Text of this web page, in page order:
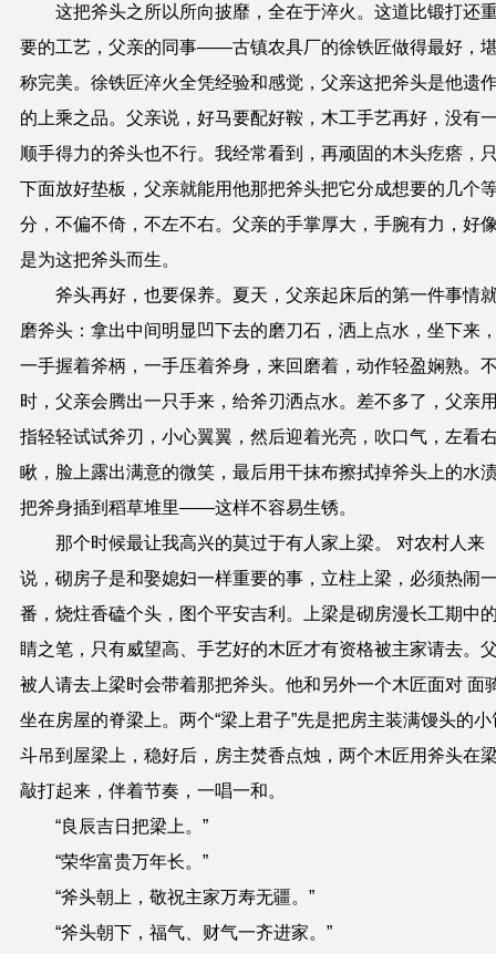
这把斧头之所以所向披靡，全在于淬火。这道比锻打还
要的工艺，父亲的同事——古镇农具厂的徐铁匠做得最好，
称完美。徐铁匠淬火全凭经验和感觉，父亲这把斧头是他遗
的上乘之品。父亲说，好马要配好鞍，木工手艺再好，没有
顺手得力的斧头也不行。我经常看到，再顽固的木头疙瘩，
下面放好垫板，父亲就能用他那把斧头把它分成想要的几个
分，不偏不倚，不左不右。父亲的手掌厚大，手腕有力，好
是为这把斧头而生。
斧头再好，也要保养。夏天，父亲起床后的第一件事情
磨斧头：拿出中间明显凹下去的磨刀石，洒上点水，坐下来
一手握着斧柄，一手压着斧身，来回磨着，动作轻盈娴熟。
时，父亲会腾出一只手来，给斧刃洒点水。差不多了，父亲
指轻轻试试斧刃，小心翼翼，然后迎着光亮，吹口气，左看
瞅，脸上露出满意的微笑，最后用干抹布擦拭掉斧头上的水
把斧身插到稻草堆里——这样不容易生锈。
那个时候最让我高兴的莫过于有人家上梁。 对农村人来
说，砌房子是和娶媳妇一样重要的事，立柱上梁，必须热闹
番，烧炷香磕个头，图个平安吉利。上梁是砌房漫长工期中
睛之笔，只有威望高、手艺好的木匠才有资格被主家请去。
被人请去上梁时会带着那把斧头。他和另外一个木匠面对 面
坐在房屋的脊梁上。两个“梁上君子”先是把房主装满馒头的小
斗吊到屋梁上，稳好后，房主焚香点烛，两个木匠用斧头在
敲打起来，伴着节奏，一唱一和。
“良辰吉日把梁上。”
“荣华富贵万年长。”
“斧头朝上，敬祝主家万寿无疆。”
“斧头朝下，福气、财气一齐进家。”